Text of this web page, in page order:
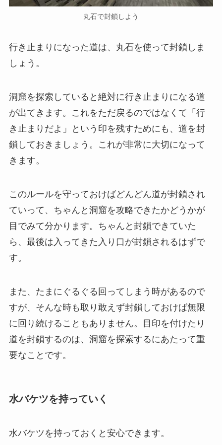
丸石で封鎖しよう
行き止まりになった道は、丸石を使って封鎖しま
しょう。
洞窟を探索していると絶対に行き止まりになる道
が出てきます。これをただ戻るのではなくて「行
き止まりだよ」という印を残すためにも、道を封
鎖しておきましょう。これが非常に大切になって
きます。
このルールを守っておけばどんどん道が封鎖され
ていって、ちゃんと洞窟を攻略できたかどうかが
目でみて分かります。ちゃんと封鎖できていた
ら、最後は入ってきた入り口が封鎖されるはずで
す。
また、たまにぐるぐる回ってしまう時があるので
すが、そんな時も取り敢えず封鎖しておけば無限
に回り続けることもありません。目印を付けたり
道を封鎖するのは、洞窟を探索するにあたって重
要なことです。
水バケツを持っていく
水バケツを持っておくと安心できます。